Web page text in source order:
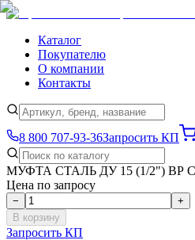
Каталог
Покупателю
О компании
Контакты
8 800 707-93-36Запросить КП
МУФТА СТАЛЬ ДУ 15 (1/2") ВР
Цена по запросу
−
+
В корзину
Запросить КП